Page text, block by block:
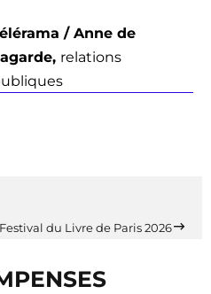
/ Anne de
relations
du Livre de Paris 2026